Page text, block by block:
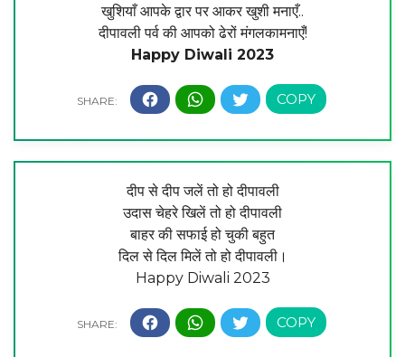
खुशियाँ आपके द्वार पर आकर खुशी मनाएँ..
दीपावली पर्व की आपको ढेरों मंगलकामनाएँ!
Happy Diwali 2023
दीप से दीप जलें तो हो दीपावली
उदास चेहरे खिलें तो हो दीपावली
बाहर की सफाई हो चुकी बहुत
दिल से दिल मिलें तो हो दीपावली।
Happy Diwali 2023